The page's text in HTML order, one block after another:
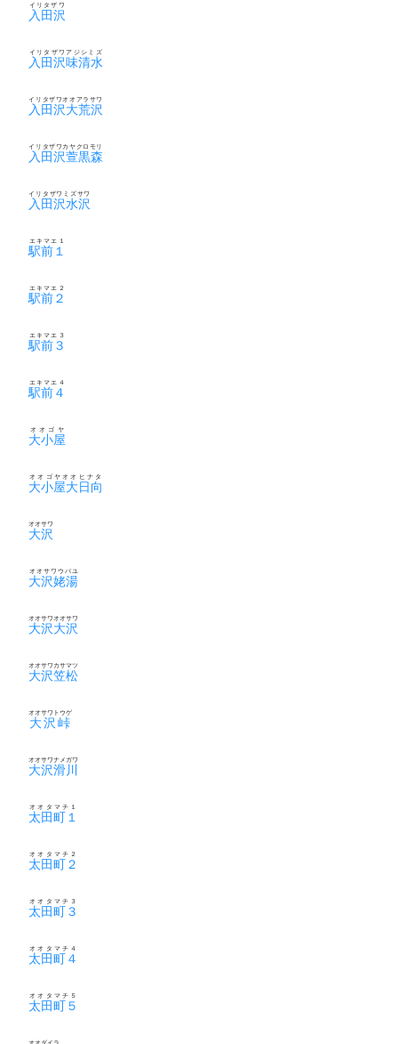
入田沢
イリタザワ
入田沢味清水
イリタザワアジシミズ
入田沢大荒沢
イリタザワオオアラサワ
入田沢萱黒森
イリタザワカヤクロモリ
入田沢水沢
イリタザワミズサワ
駅前１
エキマエ１
駅前２
エキマエ２
駅前３
エキマエ３
駅前４
エキマエ４
大小屋
オオゴヤ
大小屋大日向
オオゴヤオオヒナタ
大沢
オオサワ
大沢姥湯
オオサワウバユ
大沢大沢
オオサワオオサワ
大沢笠松
オオサワカサマツ
大沢峠
オオサワトウゲ
大沢滑川
オオサワナメガワ
太田町１
オオタマチ１
太田町２
オオタマチ２
太田町３
オオタマチ３
太田町４
オオタマチ４
太田町５
オオタマチ５
オオダイラ